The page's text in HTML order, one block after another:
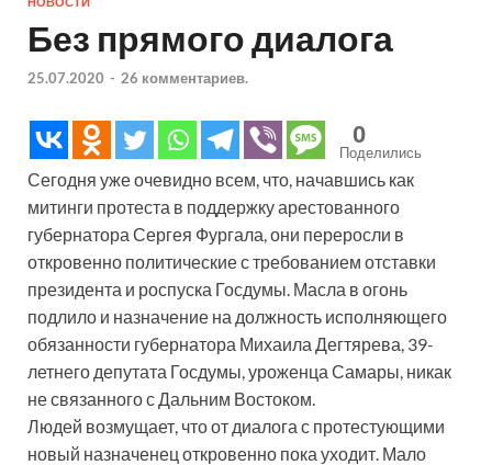
Без прямого диалога
25.07.2020 - 26 комментариев.
0
Поделились
Сегодня уже очевидно всем, что, начавшись как
митинги протеста в поддержку арестованного
губернатора Сергея Фургала, они переросли в
откровенно политические с требованием отставки
президента и роспуска Госдумы. Масла в огонь
подлило и назначение на должность исполняющего
обязанности губернатора Михаила Дегтярева, 39-
летнего депутата Госдумы, уроженца Самары, никак
не связанного с Дальним Востоком.
Людей возмущает, что от диалога с протестующими
новый назначенец откровенно пока уходит. Мало